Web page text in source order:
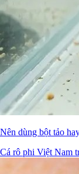
Nên dùng bột tảo
Cá rô phi Việt Nam